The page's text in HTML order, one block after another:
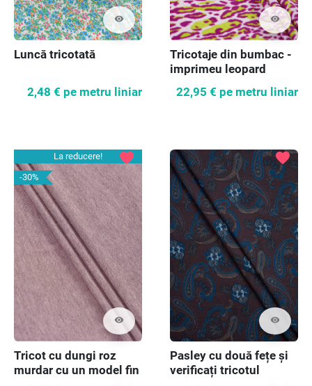
visibility
Luncă tricotată
2,48 € pe metru liniar
visibility
Tricotaje din bumbac -
imprimeu leopard
22,95 € pe metru liniar
La reducere!
-30%
visibility
favorite
Tricot cu dungi roz
murdar cu un model fin
visibility
favorite
Pasley cu două fețe și
verificați tricotul